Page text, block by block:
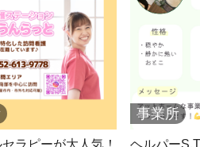
ラピーが大人気！
事業所
ヘルパー